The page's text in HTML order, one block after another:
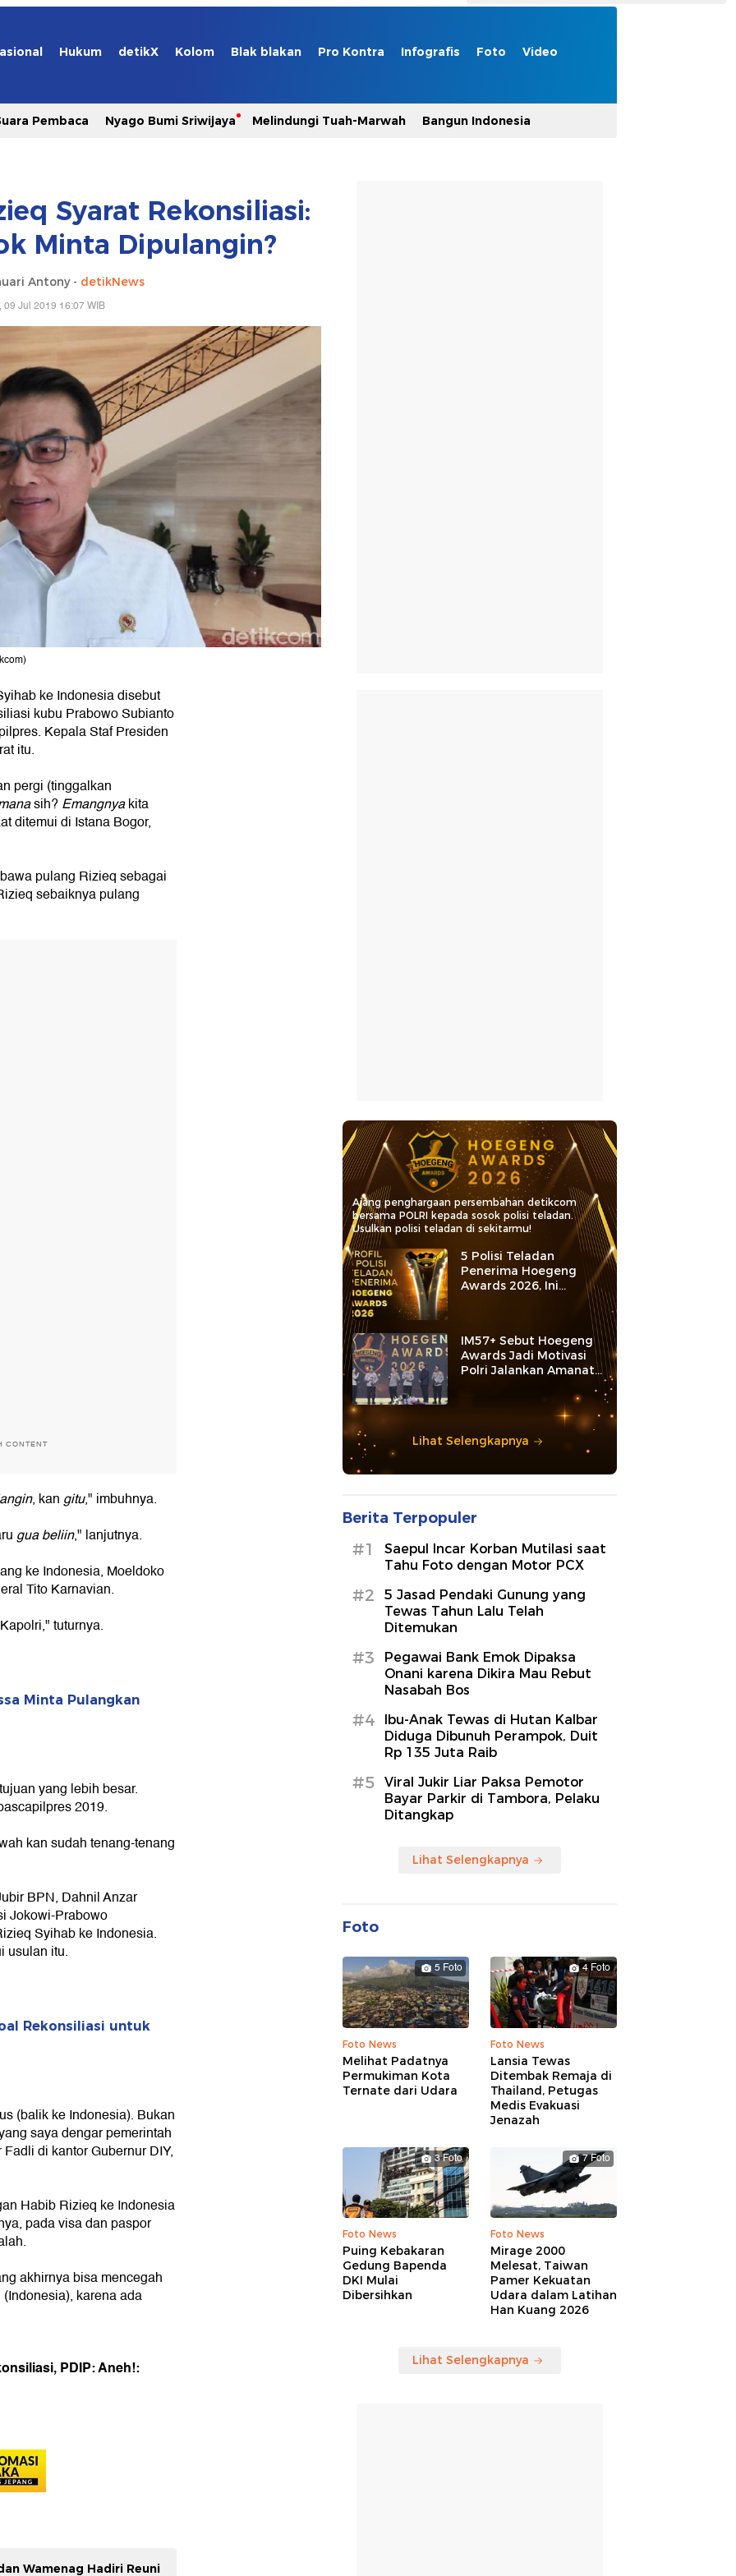
Hukum detikX Kolom Blak blakan Pro Kontra Infografis Foto Video
Pembaca Nyago Bumi Sriwijaya Melindungi Tuah-Marwah Bangun Indonesia
Syarat Rekonsiliasi:
Minta Dipulangin?
Antony - detikNews
09 Jul 2019 16:07 WIB
ke Indonesia disebut
kubu Prabowo Subianto
Kepala Staf Presiden
itu.
pergi (tinggalkan
sih?Emangnyakita
ditemui di Istana Bogor,
pulang Rizieq sebagai
sebaiknya pulang
CONTENT
, kangitu," imbuhnya.
gua beliin," lanjutnya.
ke Indonesia, Moeldoko
Tito Karnavian.
tuturnya.
Minta Pulangkan
yang lebih besar.
2019.
kan sudah tenang-tenang
BPN, Dahnil Anzar
Jokowi-Prabowo
Syihab ke Indonesia.
usulan itu.
Rekonsiliasi untuk
(balik ke Indonesia). Bukan
saya dengar pemerintah
di kantor Gubernur DIY,
Habib Rizieq ke Indonesia
pada visa dan paspor
akhirnya bisa mencegah
karena ada
PDIP: Aneh!:
Wamenag Hadiri Reuni
Ajang penghargaan persembahan detikcom
bersama POLRI kepada sosok polisi teladan.
Usulkan polisi teladan di sekitarmu!
5 Polisi Teladan
Penerima Hoegeng
Awards 2026, Ini
Kategori dan Kiprahnya
IM57+ Sebut Hoegeng
Awards Jadi Motivasi
Polri Jalankan Amanat
Lihat Selengkapnya
Berita Terpopuler
#1
Saepul Incar Korban Mutilasi saat
Tahu Foto dengan Motor PCX
#2
5 Jasad Pendaki Gunung yang
Tewas Tahun Lalu Telah
Ditemukan
#3
Pegawai Bank Emok Dipaksa
Onani karena Dikira Mau Rebut
Nasabah Bos
#4
Ibu-Anak Tewas di Hutan Kalbar
Diduga Dibunuh Perampok, Duit
Rp 135 Juta Raib
#5
Viral Jukir Liar Paksa Pemotor
Bayar Parkir di Tambora, Pelaku
Ditangkap
Lihat Selengkapnya
Foto
5 Foto
Foto News
Melihat Padatnya
Permukiman Kota
Ternate dari Udara
4 Foto
Foto News
Lansia Tewas
Ditembak Remaja di
Thailand, Petugas
Medis Evakuasi
Jenazah
3 Foto
Foto News
Puing Kebakaran
Gedung Bapenda
DKI Mulai
Dibersihkan
7 Foto
Foto News
Mirage 2000
Melesat, Taiwan
Pamer Kekuatan
Udara dalam Latihan
Han Kuang 2026
Lihat Selengkapnya